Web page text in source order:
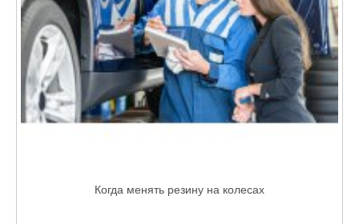
Когда менять резину на колесах